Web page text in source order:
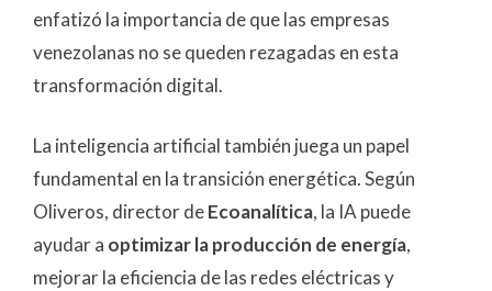
enfatizó la importancia de que las empresas
venezolanas no se queden rezagadas en esta
transformación digital.
La inteligencia artificial también juega un papel
fundamental en la transición energética. Según
Oliveros, director deEcoanalítica, la IA puede
ayudar a optimizar la producción de energía,
mejorar la eficiencia de las redes eléctricas y